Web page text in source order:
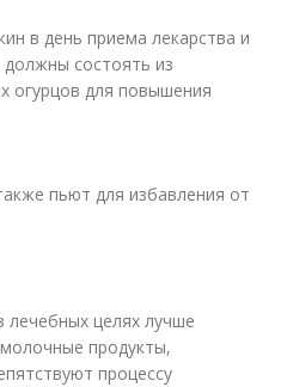
в день приема лекарства и
состоять из
огурцов для повышения
пьют для избавления от
лечебных целях лучше
продукты,
процессу